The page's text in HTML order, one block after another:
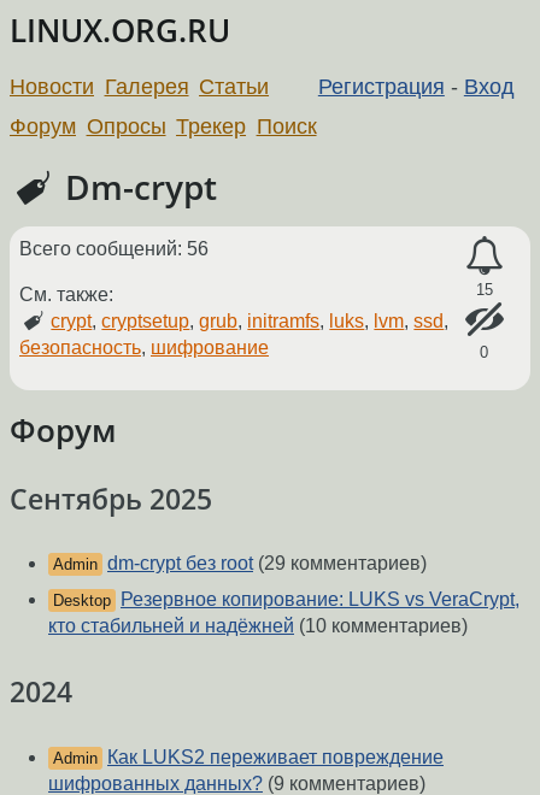
LINUX.ORG.RU
Регистрация - Вход
Новости Галерея Статьи
Форум Опросы Трекер Поиск
Dm-crypt
15
0
Всего сообщений: 56
См. также:
crypt,cryptsetup,grub, initramfs, luks, lvm,ssd,
безопасность, шифрование
Форум
Сентябрь 2025
Admin dm-crypt без root(29 комментариев)
Desktop
Резервное копирование: LUKS vs VeraCrypt,
кто стабильней и надёжней (10 комментариев)
2024
Admin
Как LUKS2 переживает повреждение
шифрованных данных? (9 комментариев)